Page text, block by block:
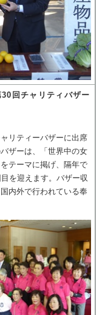
回チャリティバザー
リティーバザーに出席
ザーは、「世界中の女
テーマに掲げ、隔年で
を迎えます。バザー収
内外で行われている奉